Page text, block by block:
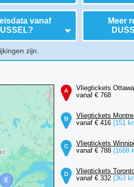
vanaf
?
Meer
zijn.
Vliegtickets Ottawa
vanaf € 768
Vliegtickets
vanaf € 416 (151
Vliegtickets
vanaf € 788 (1688
Vliegtickets
vanaf € 332 (363